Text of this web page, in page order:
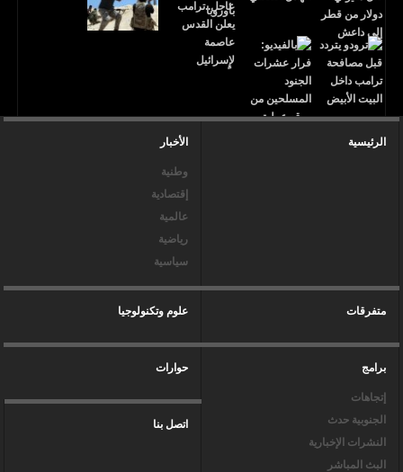
الرئيسية الأخبار
وطنية
إقتصادية
عالمية
رياضية
سياسية
متفرقات علوم وتكنولوجيا
برامج
إتجاهات
الجنوبية حدث
النشرات الإخبارية
البث المباشر
حوارات
اتصل بنا